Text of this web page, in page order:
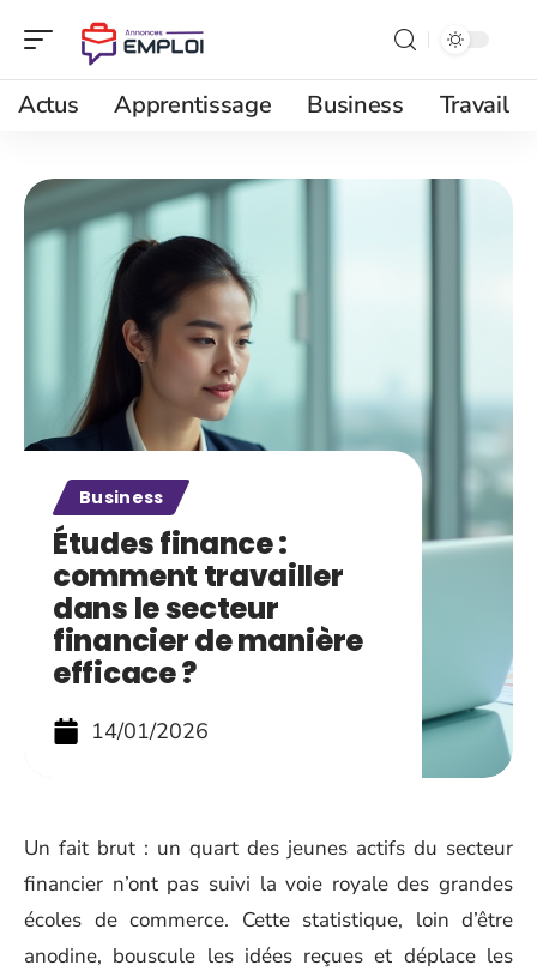
Actus Apprentissage Business Travail
Business
Études finance :
comment travailler
dans le secteur
financier de manière
efficace ?
14/01/2026
Un fait brut : un quart des jeunes actifs du secteur
financier n’ont pas suivi la voie royale des grandes
écoles de commerce. Cette statistique, loin d’être
anodine, bouscule les idées reçues et déplace les